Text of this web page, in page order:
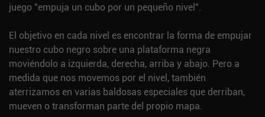
juego "empuja un cubo por un pequeño nivel".
El objetivo en cada nivel es encontrar la forma de empujar
nuestro cubo negro sobre una plataforma negra
moviéndolo a izquierda, derecha, arriba y abajo. Pero a
medida que nos movemos por el nivel, también
aterrizamos en varias baldosas especiales que derriban,
mueven o transforman parte del propio mapa.